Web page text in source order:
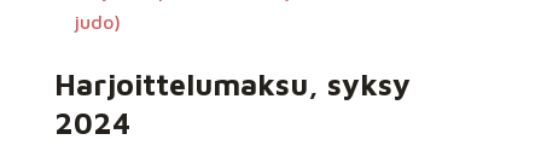
judo)
Harjoittelumaksu, syksy
2024